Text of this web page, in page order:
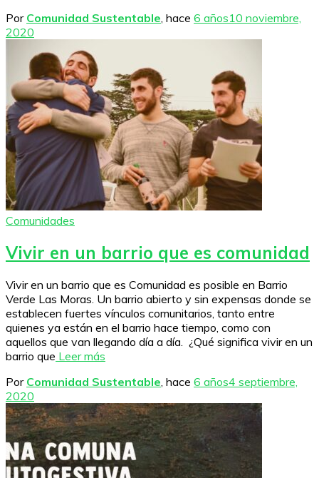
Por Comunidad Sustentable , hace 6 años10 noviembre,
2020
Comunidades
Vivir en un barrio que es comunidad
Vivir en un barrio que es Comunidad es posible en Barrio
Verde Las Moras. Un barrio abierto y sin expensas donde se
establecen fuertes vínculos comunitarios, tanto entre
quienes ya están en el barrio hace tiempo, como con
aquellos que van llegando día a día. ¿Qué significa vivir en un
barrio que Leer más
Por Comunidad Sustentable , hace 6 años4 septiembre,
2020